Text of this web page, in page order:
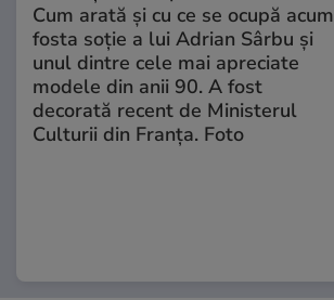
Cum arată și cu ce se ocupă acum
fosta soție a lui Adrian Sârbu și
unul dintre cele mai apreciate
modele din anii 90. A fost
decorată recent de Ministerul
Culturii din Franța. Foto